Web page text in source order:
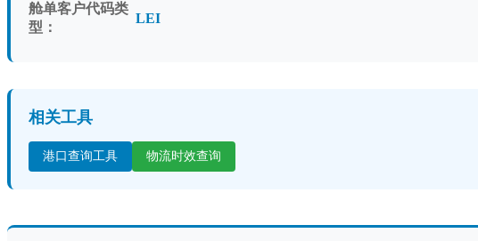
舱单客户代码类
型：
LEI
相关工具
港口查询工具 物流时效查询